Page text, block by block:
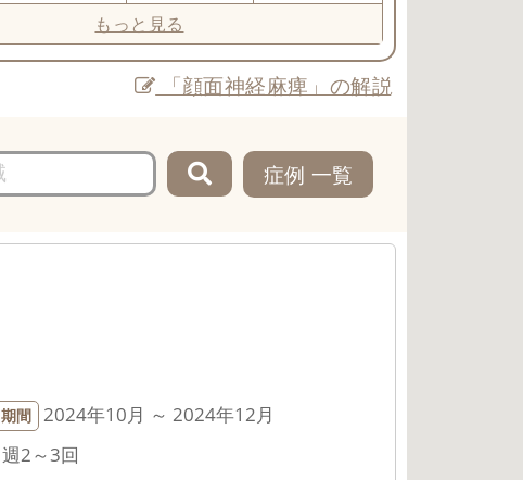
もっと見る
「顔面神経麻痺」の解説
症例 一覧
期間 2024年10月 ～ 2024年12月
週2～3回